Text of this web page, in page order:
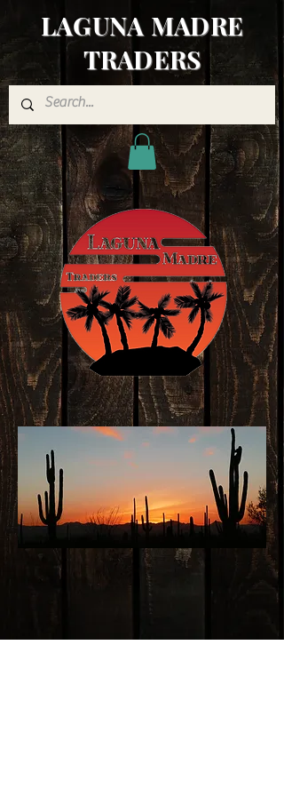
LAGUNA MADRE
TRADERS